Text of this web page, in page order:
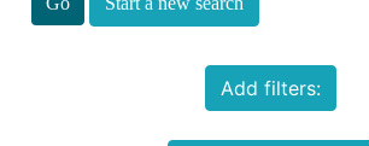
Add filters: